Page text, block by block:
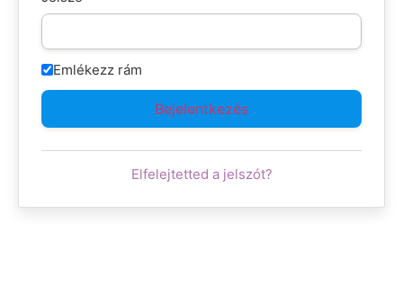
Emlékezz rám
Elfelejtetted a jelszót?